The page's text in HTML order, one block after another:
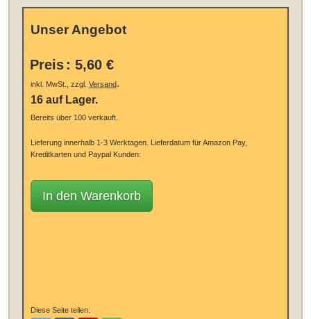
Unser Angebot
Preis : 5,60 €
inkl. MwSt., zzgl. Versand.
16 auf Lager.
Bereits über 100 verkauft.
Lieferung innerhalb 1-3 Werktagen.
Lieferdatum für Amazon Pay,
Kreditkarten und Paypal Kunden:
In den Warenkorb
Diese Seite teilen: